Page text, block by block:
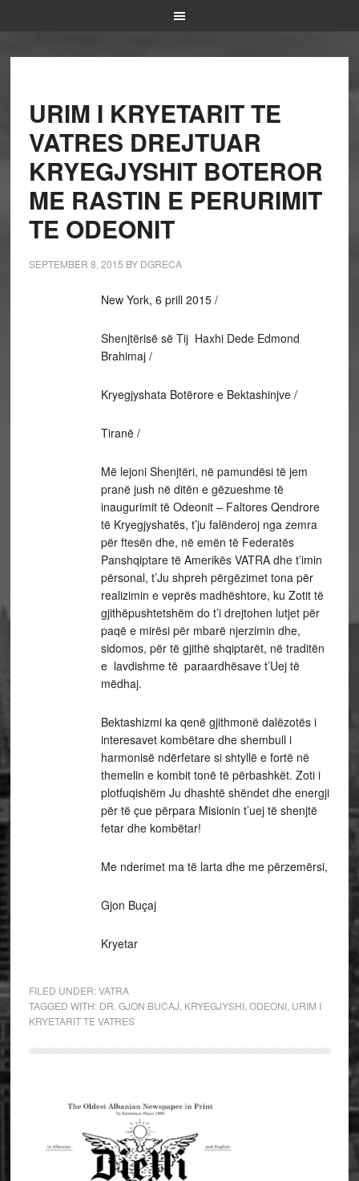
URIM I KRYETARIT TE
VATRES DREJTUAR
KRYEGJYSHIT BOTEROR
ME RASTIN E PERURIMIT
TE ODEONIT
SEPTEMBER 8, 2015 BY DGRECA
New York, 6 prill 2015 /
Shenjtërisë së Tij Haxhi Dede Edmond
Brahimaj /
Kryegjyshata Botërore e Bektashinjve /
Tiranë /
Më lejoni Shenjtëri, në pamundësi të jem
pranë jush në ditën e gëzueshme të
inaugurimit të Odeonit – Faltores Qendrore
të Kryegjyshatës, t’ju falënderoj nga zemra
për ftesën dhe, në emën të Federatës
Panshqiptare të Amerikës VATRA dhe t’imin
përsonal, t’Ju shpreh përgëzimet tona për
realizimin e veprës madhështore, ku Zotit të
gjithëpushtetshëm do t’i drejtohen lutjet për
paqë e mirësi për mbarë njerzimin dhe,
sidomos, për të gjithë shqiptarët, në traditën
e lavdishme të paraardhësave t’Uej të
mëdhaj.
Bektashizmi ka qenë gjithmonë dalëzotës i
interesavet kombëtare dhe shembull i
harmonisë ndërfetare si shtyllë e fortë në
themelin e kombit tonë të përbashkët. Zoti i
plotfuqishëm Ju dhashtë shëndet dhe energji
për të çue përpara Misionin t’uej të shenjtë
fetar dhe kombëtar!
Me nderimet ma të larta dhe me përzemërsi,
Gjon Buçaj
Kryetar
FILED UNDER:VATRA
TAGGED WITH: DR. GJON BUCAJ KRYEGJYSHI, ODEONI, URIM I
KRYETARIT TE VATRES